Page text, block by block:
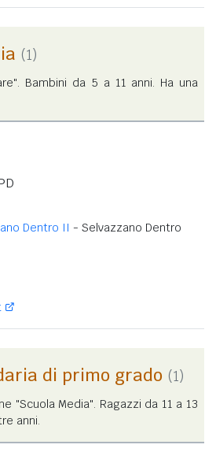
(1)
Bambini da 5 a 11 anni. Ha una
Dentro II - Selvazzano Dentro
di primo grado (1)
"Scuola Media". Ragazzi da 11 a 13
anni.